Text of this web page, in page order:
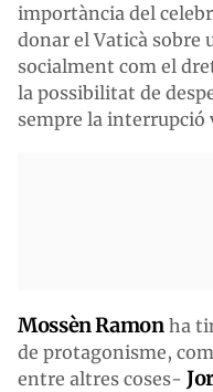
importància del
donar el Vaticà sobre
socialment com el
la possibilitat de
sempre la interrupció
Mossèn Ramonha
de protagonisme,
entre altres coses-